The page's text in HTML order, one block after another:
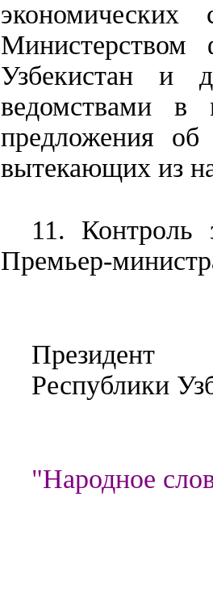
Министерством
Узбекистан и
ведомствами в
предложения об
вытекающих из
11. Контроль
Премьер-
Президент
"Народное